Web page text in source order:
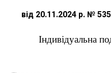
від 20.11.2024 р. №
Індивідуальна